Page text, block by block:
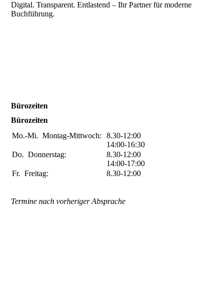
Digital. Transparent. Entlastend – Ihr Partner für moderne
Buchführung.
Bürozeiten
Bürozeiten
Mo.-Mi.Montag-Mittwoch:
8.30-12:00
14:00-16:30
Do.Donnerstag:
8.30-12:00
14:00-17:00
Fr.Freitag: 8.30-12:00
Termine nach vorheriger Absprache